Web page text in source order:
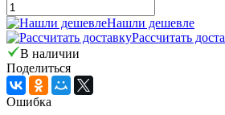
Нашли дешевле
Рассчитать
В наличии
Поделиться
Ошибка